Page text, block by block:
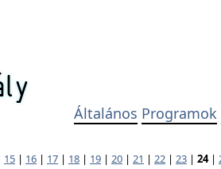
Általános Programok
15 | 16 | 17 | 18 | 19 | 20 | 21 | 22 | 23 | 24|